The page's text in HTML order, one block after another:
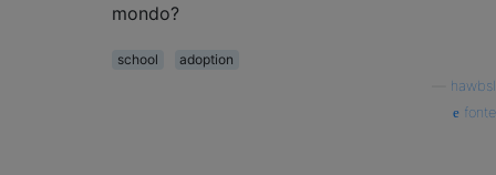
mondo?
school
adoption
hawbsl
fonte